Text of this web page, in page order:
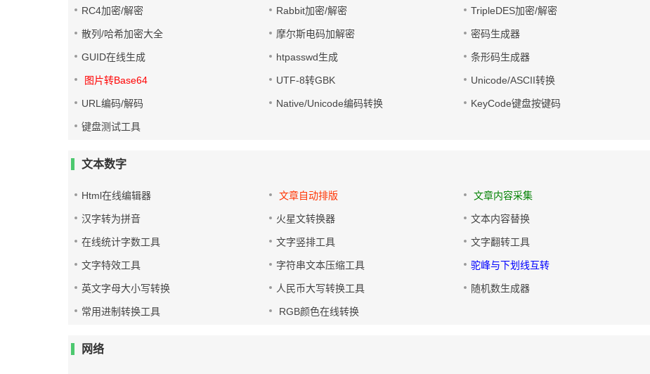
RC4加密/解密 Rabbit加密/解密 TripleDES加密/解密
散列/哈希加密大全 摩尔斯电码加解密 密码生成器
GUID在线生成 htpasswd生成 条形码生成器
图片转Base64 UTF-8转GBK Unicode/ASCII转换
URL编码/解码 Native/Unicode编码转换 KeyCode键盘按键码
键盘测试工具
文本数字
Html在线编辑器 文章自动排版 文章内容采集
汉字转为拼音 火星文转换器 文本内容替换
在线统计字数工具 文字竖排工具 文字翻转工具
文字特效工具 字符串文本压缩工具 驼峰与下划线互转
英文字母大小写转换 人民币大写转换工具 随机数生成器
常用进制转换工具 RGB颜色在线转换
网络